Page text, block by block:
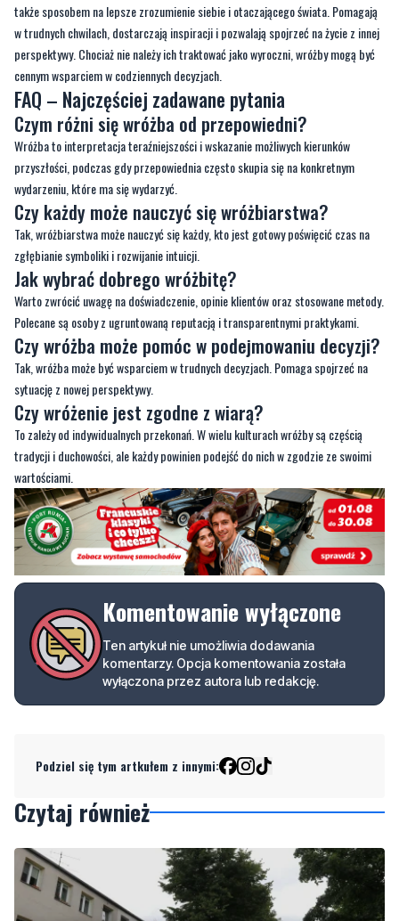
także sposobem na lepsze zrozumienie siebie i otaczającego świata. Pomagają
w trudnych chwilach, dostarczają inspiracji i pozwalają spojrzeć na życie z innej
perspektywy. Chociaż nie należy ich traktować jako wyroczni, wróżby mogą być
cennym wsparciem w codziennych decyzjach.
FAQ – Najczęściej zadawane pytania
Czym różni się wróżba od przepowiedni?
Wróżba to interpretacja teraźniejszości i wskazanie możliwych kierunków
przyszłości, podczas gdy przepowiednia często skupia się na konkretnym
wydarzeniu, które ma się wydarzyć.
Czy każdy może nauczyć się wróżbiarstwa?
Tak, wróżbiarstwa może nauczyć się każdy, kto jest gotowy poświęcić czas na
zgłębianie symboliki i rozwijanie intuicji.
Jak wybrać dobrego wróżbitę?
Warto zwrócić uwagę na doświadczenie, opinie klientów oraz stosowane metody.
Polecane są osoby z ugruntowaną reputacją i transparentnymi praktykami.
Czy wróżba może pomóc w podejmowaniu decyzji?
Tak, wróżba może być wsparciem w trudnych decyzjach. Pomaga spojrzeć na
sytuację z nowej perspektywy.
Czy wróżenie jest zgodne z wiarą?
To zależy od indywidualnych przekonań. W wielu kulturach wróżby są częścią
tradycji i duchowości, ale każdy powinien podejść do nich w zgodzie ze swoimi
wartościami.
Komentowanie wyłączone
Ten artykuł nie umożliwia dodawania
komentarzy. Opcja komentowania została
wyłączona przez autora lub redakcję.
Podziel się tym artkułem z innymi:
Czytaj również